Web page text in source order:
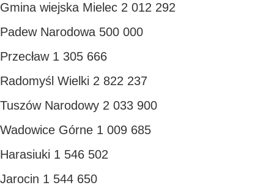
Gmina wiejska Mielec 2 012 292
Padew Narodowa 500 000
Przecław 1 305 666
Radomyśl Wielki 2 822 237
Tuszów Narodowy 2 033 900
Wadowice Górne 1 009 685
Harasiuki 1 546 502
Jarocin 1 544 650